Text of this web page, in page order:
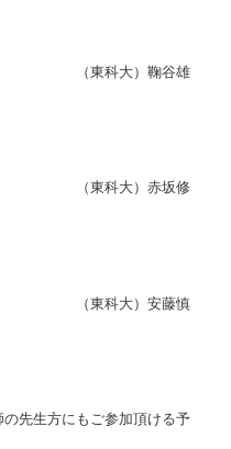
科大）鞠谷雄
科大）赤坂修
東科大）安藤慎
先生方にもご参加頂ける予